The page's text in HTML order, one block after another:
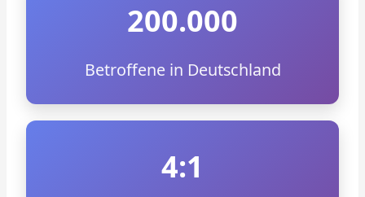
200.000
Betroffene in Deutschland
4:1